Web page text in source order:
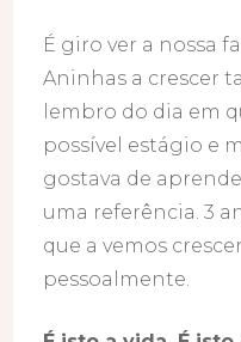
É giro ver a nossa
Aninhas a crescer
lembro do dia em
possível estágio e
gostava de
uma referência. 3
que a vemos
pessoalmente.